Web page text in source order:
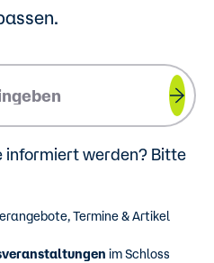
informiert werden? Bitte
Termine & Artikel
im Schloss